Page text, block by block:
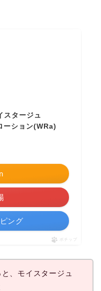
スタージュ
ーション(WRa)
ング
ポチップ
、モイスタージュ